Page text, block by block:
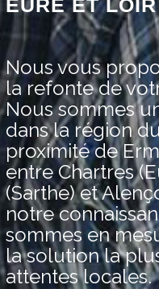
EURE ET
Nous vous
la refonte de
Nous sommes
dans la région
proximité de
entre Chartres
(Sarthe) et
notre
sommes en
la solution la
attentes locales.